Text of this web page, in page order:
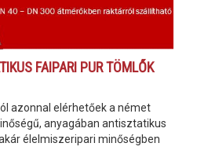
FAIPARI PUR TÖMLŐK
azonnal elérhetőek a német
anyagában antisztatikus
élelmiszeripari minőségben